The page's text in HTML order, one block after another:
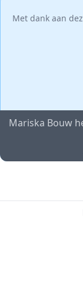
Met dank aan
Mariska Bouw